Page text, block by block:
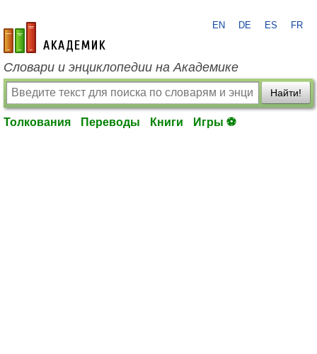
academic.ru
EN DE ES FR
Словари и энциклопедии на Академике
Найти!
Толкования Переводы Книги Игры ⚽